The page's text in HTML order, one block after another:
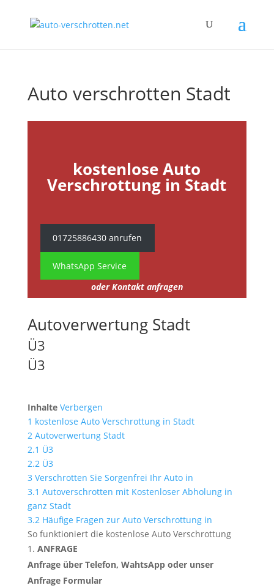
Auto verschrotten Stadt
kostenlose Auto
Verschrottung in Stadt
01725886430 anrufen
WhatsApp Service
oder Kontakt anfragen
Autoverwertung Stadt
Ü3
Ü3
Inhalte Verbergen
1 kostenlose Auto Verschrottung in Stadt
2 Autoverwertung Stadt
2.1 Ü3
2.2 Ü3
3 Verschrotten Sie Sorgenfrei Ihr Auto in
3.1 Autoverschrotten mit Kostenloser Abholung in
ganz Stadt
3.2 Häufige Fragen zur Auto Verschrottung in
So funktioniert die kostenlose Auto Verschrottung
ANFRAGE
Anfrage über Telefon, WahtsApp oder unser
Anfrage Formular